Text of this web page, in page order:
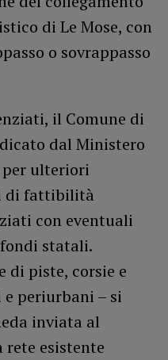
di Le Mose, con
o sovrappasso
il Comune di
dal Ministero
per ulteriori
di fattibilità
con eventuali
statali.
di piste, corsie e
periurbani – si
inviata al
esistente